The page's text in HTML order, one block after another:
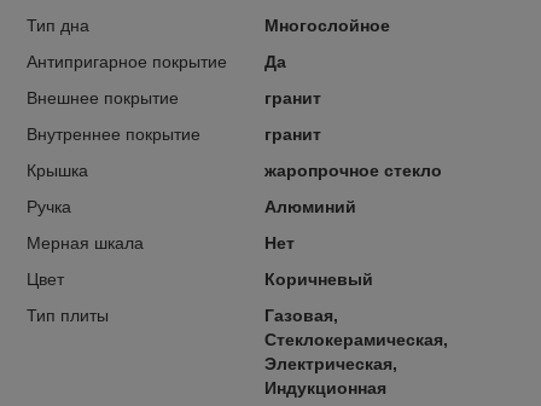
Тип дна
Многослойное
Антипригарное покрытие
Да
Внешнее покрытие
гранит
Внутреннее покрытие
гранит
Крышка
жаропрочное стекло
Ручка
Алюминий
Мерная шкала
Нет
Цвет
Коричневый
Тип плиты
Газовая,
Стеклокерамическая,
Электрическая,
Индукционная